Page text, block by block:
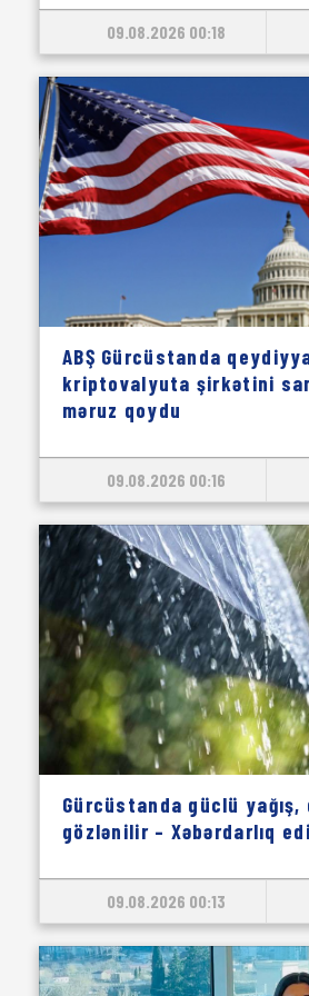
09.08.2026 00:18
ABŞ Gürcüstanda
kriptovalyuta şirkətini
məruz qoydu
09.08.2026 00:16
Gürcüstanda güclü yağış,
gözlənilir – Xəbərdarlıq
09.08.2026 00:13